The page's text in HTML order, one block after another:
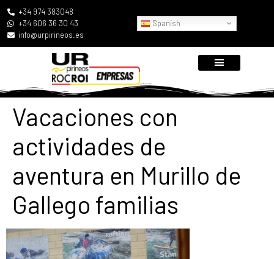
+34 974 383048
+34 606 36 30 43
info@urpirineos.es
Spanish
Vacaciones con
actividades de
aventura en Murillo de
Gallego familias